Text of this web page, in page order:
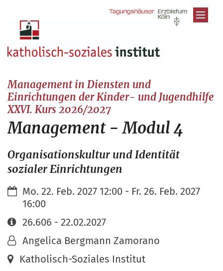
Management in Diensten und
Einrichtungen der Kinder- und Jugendhilfe
XXVI. Kurs 2026/2027:
Management - Modul 4
Organisationskultur und Identität
sozialer Einrichtungen
Datum:Mo. 22. Feb. 2027 12:00 - Fr. 26. Feb. 2027
16:00
Art bzw. Nummer:
26.606 - 22.02.2027
Von:Angelica Bergmann Zamorano
Ort:Katholisch-Soziales Institut